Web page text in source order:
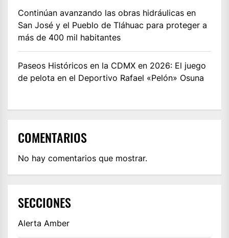
Continúan avanzando las obras hidráulicas en
San José y el Pueblo de Tláhuac para proteger a
más de 400 mil habitantes
Paseos Históricos en la CDMX en 2026: El juego
de pelota en el Deportivo Rafael «Pelón» Osuna
COMENTARIOS
No hay comentarios que mostrar.
SECCIONES
Alerta Amber